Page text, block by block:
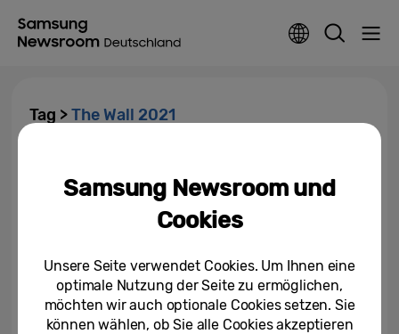
Tag >The Wall 2021
launcht die neue Generation
von The Wall im...
Samsung Newsroom und
Cookies
Unsere Seite verwendet Cookies. Um Ihnen eine
optimale Nutzung der Seite zu ermöglichen,
möchten wir auch optionale Cookies setzen. Sie
können wählen, ob Sie alle Cookies akzeptieren